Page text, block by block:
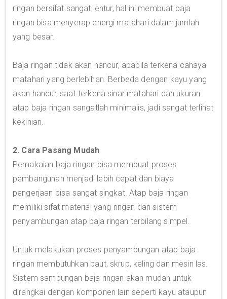
ringan bersifat sangat lentur, hal ini membuat baja
ringan bisa menyerap energi matahari dalam jumlah
yang besar.
Baja ringan tidak akan hancur, apabila terkena cahaya
matahari yang berlebihan. Berbeda dengan kayu yang
akan hancur, saat terkena sinar matahari dan ukuran
atap baja ringan sangatlah minimalis, jadi sangat terlihat
kekinian.
2. Cara Pasang Mudah
Pemakaian baja ringan bisa membuat proses
pembangunan menjadi lebih cepat dan biaya
pengerjaan bisa sangat singkat. Atap baja ringan
memiliki sifat material yang ringan dan sistem
penyambungan atap baja ringan terbilang simpel.
Untuk melakukan proses penyambungan atap baja
ringan membutuhkan baut, skrup, keling dan mesin las.
Sistem sambungan baja ringan akan mudah untuk
dirangkai dengan komponen lain seperti kayu ataupun